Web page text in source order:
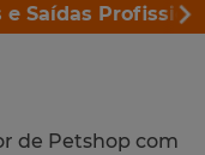
e Saídas
de Petshop com